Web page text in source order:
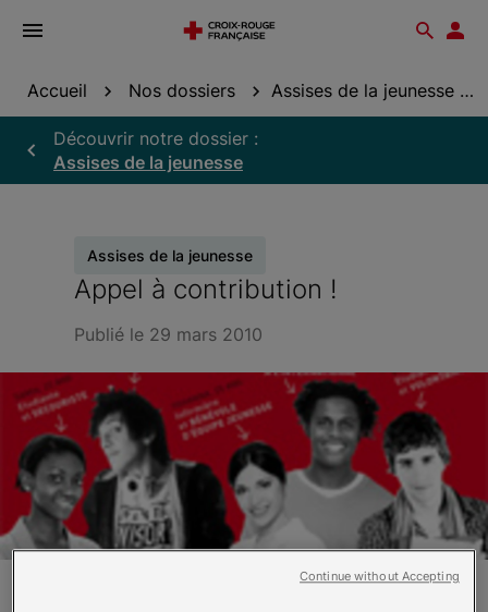
Ouvrir
Accueil Nos dossiers Assises de la jeunesse
Découvrir notre dossier :
Assises de la jeunesse
Assises de la jeunesse
Appel à contribution !
Publié le 29 mars 2010
Continue without Accepting